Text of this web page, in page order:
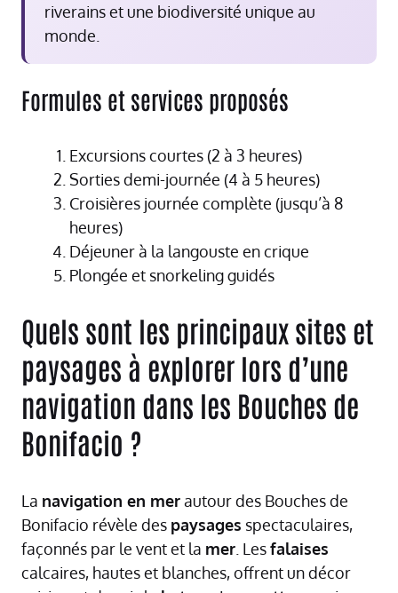
riverains et une biodiversité unique au
monde.
Formules et services proposés
Excursions courtes (2 à 3 heures)
Sorties demi-journée (4 à 5 heures)
Croisières journée complète (jusqu’à 8
heures)
Déjeuner à la langouste en crique
Plongée et snorkeling guidés
Quels sont les principaux sites et
paysages à explorer lors d’une
navigation dans les Bouches de
Bonifacio ?
La navigation en merautour des Bouches de
Bonifacio révèle des paysages spectaculaires,
façonnés par le vent et la mer . Lesfalaises
calcaires, hautes et blanches, offrent un décor